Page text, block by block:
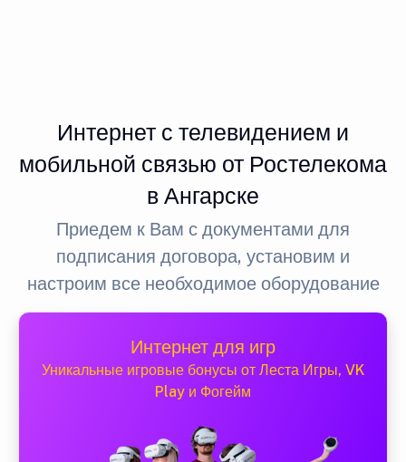
Интернет с телевидением и
мобильной связью от Ростелекома
в Ангарске
Приедем к Вам с документами для
подписания договора, установим и
настроим все необходимое оборудование
Интернет для игр
Уникальные игровые бонусы от Леста Игры, VK
Play и Фогейм